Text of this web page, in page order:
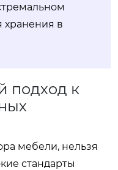
хранения в
подход к
мебели, нельзя
стандарты